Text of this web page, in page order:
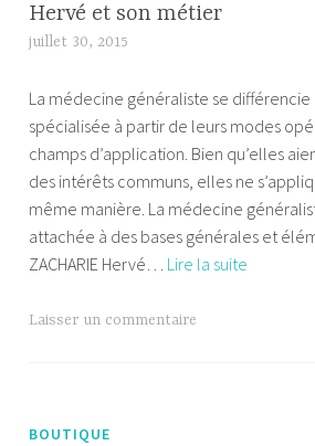
Hervé et son métier
juillet 30, 2015
e
x
a
n
d
r
e
La médecine généraliste se
spécialisée à partir de leurs modes
champs d’application. Bien qu’elles
des intérêts communs, elles ne
même manière. La médecine
attachée à des bases générales et
ZACHARIE Hervé… Lire la suite
Laisser un commentaire
BOUTIQUE